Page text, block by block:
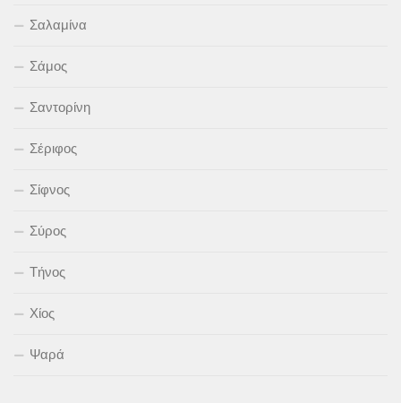
Σαλαμίνα
Σάμος
Σαντορίνη
Σέριφος
Σίφνος
Σύρος
Τήνος
Χίος
Ψαρά